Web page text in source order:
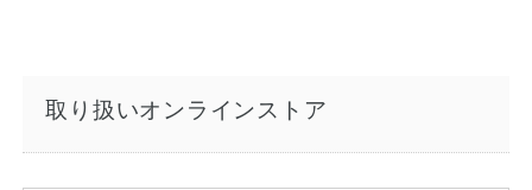
取り扱いオンラインストア